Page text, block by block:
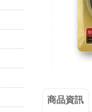
商品資訊